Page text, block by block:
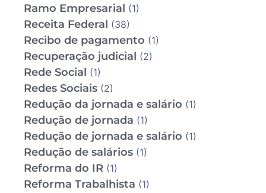
Ramo Empresarial (1)
Receita Federal (38)
Recibo de pagamento (1)
Recuperação judicial (2)
Rede Social (1)
Redes Sociais (2)
Redução da jornada e salário (1)
Redução de jornada (1)
Redução de jornada e salário (1)
Redução de salários (1)
Reforma do IR (1)
Reforma Trabalhista (1)